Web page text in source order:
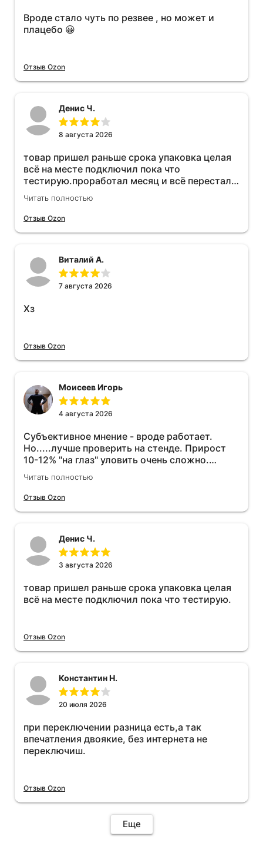
Вроде стало чуть по резвее , но может и
плацебо 😀
Отзыв Ozon
Денис Ч.
8 августа 2026
товар пришел раньше срока упаковка целая
всё на месте подключил пока что
тестирую.проработал месяц и всё перестал
работать прибавился расход топлива , очень
жаль деньги на ветер
Читать полностью
Отзыв Ozon
Виталий А.
7 августа 2026
Хз
Отзыв Ozon
Моисеев Игорь
4 августа 2026
Субъективное мнение - вроде работает.
Но.....лучше проверить на стенде. Прирост
10-12% "на глаз" уловить очень сложно.
Покатаюсь, потом отключу и посмотрю, что
будет 😁.
Читать полностью
Отзыв Ozon
Денис Ч.
3 августа 2026
товар пришел раньше срока упаковка целая
всё на месте подключил пока что тестирую.
Отзыв Ozon
Константин Н.
20 июля 2026
при переключении разница есть,а так
впечатления двоякие, без интернета не
переключиш.
Отзыв Ozon
Еще